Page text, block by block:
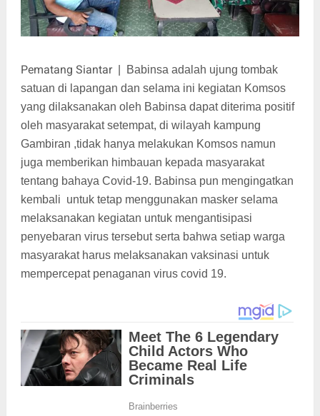
Pematang Siantar
Babinsa adalah ujung tombak
satuan di lapangan dan selama ini kegiatan Komsos
yang dilaksanakan oleh Babinsa dapat diterima positif
oleh masyarakat setempat, di wilayah kampung
Gambiran ,tidak hanya melakukan Komsos namun
juga memberikan himbauan kepada masyarakat
tentang bahaya Covid-19. Babinsa pun mengingatkan
kembali untuk tetap menggunakan masker selama
melaksanakan kegiatan untuk mengantisipasi
penyebaran virus tersebut serta bahwa setiap warga
masyarakat harus melaksanakan vaksinasi untuk
mempercepat penaganan virus covid 19.